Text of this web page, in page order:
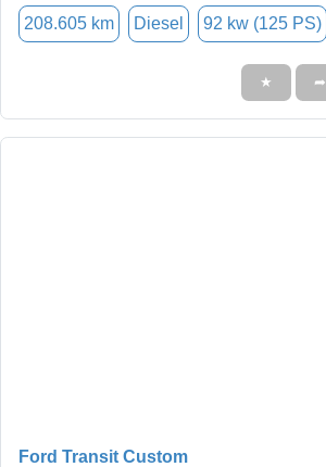
208.605 km Diesel 92 kw (125 PS)
★ ➦
Ford Transit Custom